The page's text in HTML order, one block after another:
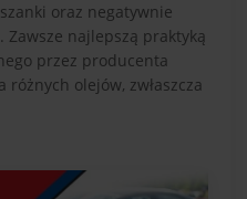
oraz negatywnie
Zawsze najlepszą praktyką
przez producenta
olejów, zwłaszcza